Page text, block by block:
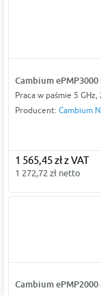
Cambium
Praca w paśmie 5
Producent: Cambium
1 565,45 zł z VAT
1 272,72 zł netto
Cambium